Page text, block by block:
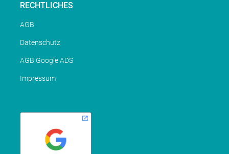
RECHTLICHES
AGB
Datenschutz
AGB Google ADS
Impressum